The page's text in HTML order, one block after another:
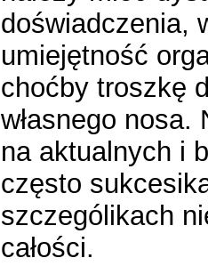
doświadczenia,
umiejętność
choćby troszkę
własnego
na aktualnych i
często
szczególikach
całości.